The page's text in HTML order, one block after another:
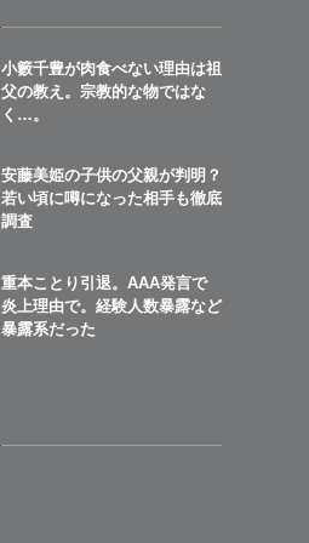
小籔千豊が肉食べない理由は祖
父の教え。宗教的な物ではな
く…。
安藤美姫の子供の父親が判明？
若い頃に噂になった相手も徹底
調査
重本ことり引退。AAA発言で
炎上理由で。経験人数暴露など
暴露系だった